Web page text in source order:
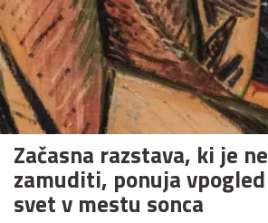
Začasna razstava, ki je
zamuditi, ponuja
svet v mestu sonca